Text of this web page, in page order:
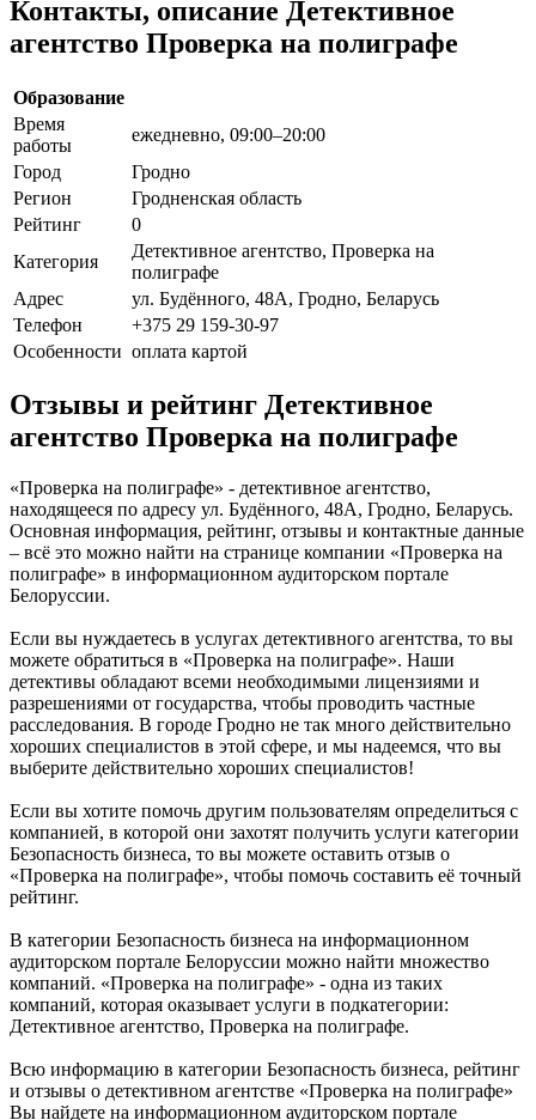
Контакты, описание Детективное
агентство Проверка на полиграфе
Образование
Время
работы
ежедневно, 09:00–20:00
Город
Гродно
Регион
Гродненская область
Рейтинг
0
Категория
Детективное агентство, Проверка на
полиграфе
Адрес
ул. Будённого, 48А, Гродно, Беларусь
Телефон
+375 29 159-30-97
Особенности оплата картой
Отзывы и рейтинг Детективное
агентство Проверка на полиграфе
«Проверка на полиграфе» - детективное агентство,
находящееся по адресу ул. Будённого, 48А, Гродно, Беларусь.
Основная информация, рейтинг, отзывы и контактные данные
– всё это можно найти на странице компании «Проверка на
полиграфе» в информационном аудиторском портале
Белоруссии.
Если вы нуждаетесь в услугах детективного агентства, то вы
можете обратиться в «Проверка на полиграфе». Наши
детективы обладают всеми необходимыми лицензиями и
разрешениями от государства, чтобы проводить частные
расследования. В городе Гродно не так много действительно
хороших специалистов в этой сфере, и мы надеемся, что вы
выберите действительно хороших специалистов!
Если вы хотите помочь другим пользователям определиться с
компанией, в которой они захотят получить услуги категории
Безопасность бизнеса, то вы можете оставить отзыв о
«Проверка на полиграфе», чтобы помочь составить её точный
рейтинг.
В категории Безопасность бизнеса на информационном
аудиторском портале Белоруссии можно найти множество
компаний. «Проверка на полиграфе» - одна из таких
компаний, которая оказывает услуги в подкатегории:
Детективное агентство, Проверка на полиграфе.
Всю информацию в категории Безопасность бизнеса, рейтинг
и отзывы о детективном агентстве «Проверка на полиграфе»
Вы найдете на информационном аудиторском портале